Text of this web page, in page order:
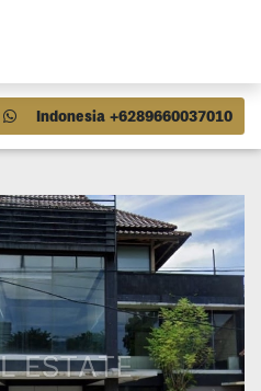
Indonesia +6289660037010